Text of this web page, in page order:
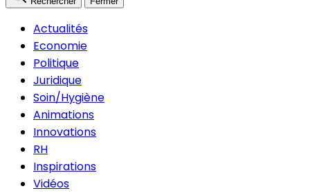
Actualités
Economie
Politique
Juridique
Soin/Hygiène
Animations
Innovations
RH
Inspirations
Vidéos